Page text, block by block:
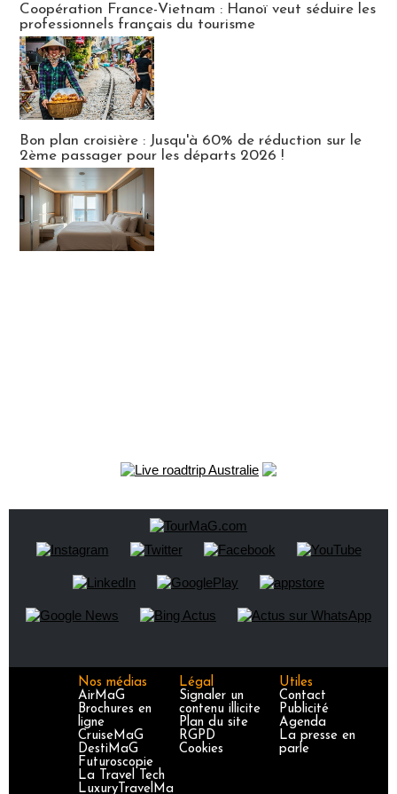
Coopération France-Vietnam : Hanoï veut séduire les
professionnels français du tourisme
Bon plan croisière : Jusqu'à 60% de réduction sur le
2ème passager pour les départs 2026 !
Nos médias
AirMaG
Brochures en
ligne
CruiseMaG
DestiMaG
Futuroscopie
La Travel Tech
LuxuryTravelMa
Légal
Signaler un
contenu illicite
Plan du site
RGPD
Cookies
Utiles
Contact
Publicité
Agenda
La presse en
parle